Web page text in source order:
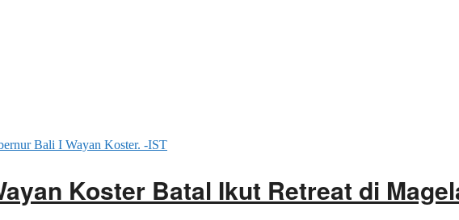
Koster Batal Ikut Retreat di